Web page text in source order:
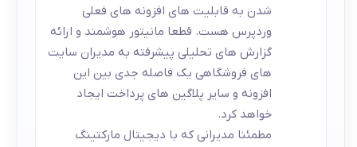
شدن به قابلیت های افزونه های فعلی
وردپرس هست. قطعا مانیتور هوشمند و ارائه
گزارش های تحلیلی پیشرفته به مدیران سایت
های فروشگاهی یک فاصله جدی بین این
افزونه و سایر پلاگین های پرداخت ایجاد
خواهد کرد.
مطمئنا مدیرانی که با دیجیتال مارکتینگ